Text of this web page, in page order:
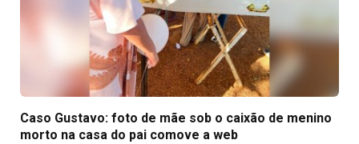
Caso Gustavo: foto de mãe sob o caixão de menino
morto na casa do pai comove a web